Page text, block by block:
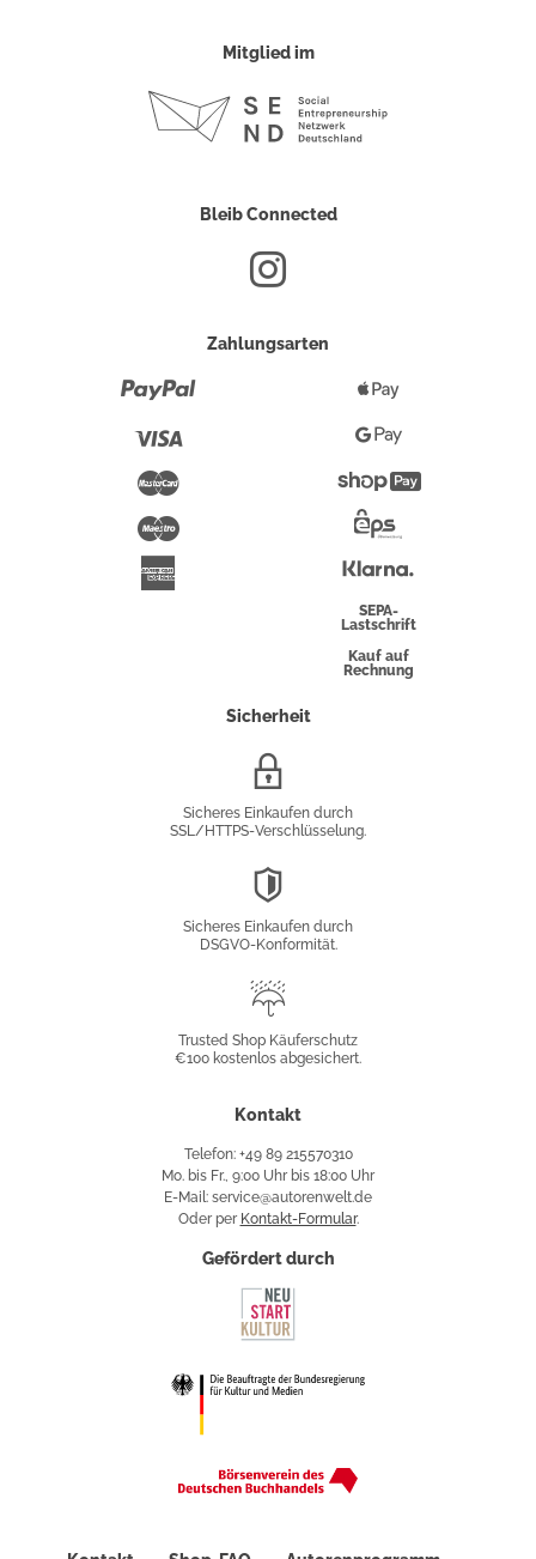
Mitglied im
Bleib Connected
Zahlungsarten
Maestro
Pay
Google
Pay
Überweisung
SEPA-
Lastschrift
Kauf auf
Rechnung
Sicherheit
Sicheres Einkaufen durch
SSL/HTTPS-Verschlüsselung.
Sicheres Einkaufen durch
DSGVO-Konformität.
Käuferschutz
Trusted Shop Käuferschutz
€100 kostenlos abgesichert.
Kontakt
Telefon: +49 89 215570310
Mo. bis Fr., 9:00 Uhr bis 18:00 Uhr
E-Mail: service@autorenwelt.de
Oder per Kontakt-Formular.
Gefördert durch